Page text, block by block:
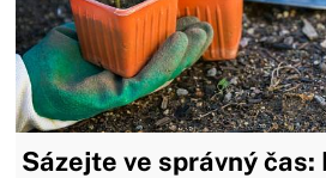
Sázejte ve správný